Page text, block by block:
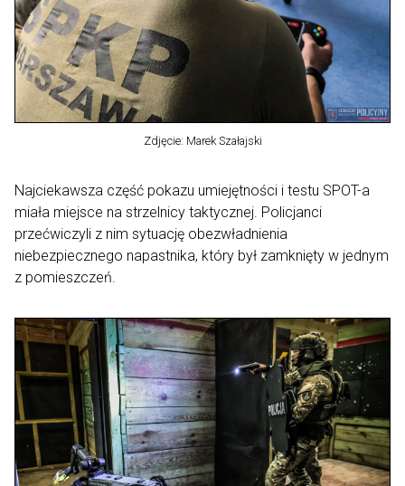
Zdjęcie: Marek Szałajski
Najciekawsza część pokazu umiejętności i testu SPOT-a
miała miejsce na strzelnicy taktycznej. Policjanci
przećwiczyli z nim sytuację obezwładnienia
niebezpiecznego napastnika, który był zamknięty w jednym
z pomieszczeń.